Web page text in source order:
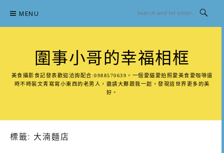
content
MENU
圍事小哥的幸福相框
美食攝影食記發表歡迎洽詢配合:0988570639。一個愛貓愛拍照愛美食愛咖啡還
時不時裝文青寫寫小東西的老男人，邀請大夥跟我一起，發現這世界更多的美
好。
標籤: 大湳麵店